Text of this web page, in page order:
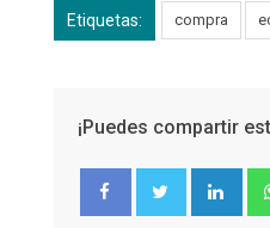
Etiquetas: compra
¡Puedes compartir